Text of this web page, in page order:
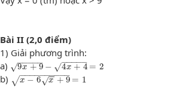
Bài II (2,0 điểm)
1) Giải phương trình:
a)
9x +9
− −
−−−
√ − 4x +4
− −
−−−
√ = 2
x+9−4 4=2
b)
x −6 x
−
−
√ +9
− −
−−−−−−−−
√ = 1
x −6x+9=1